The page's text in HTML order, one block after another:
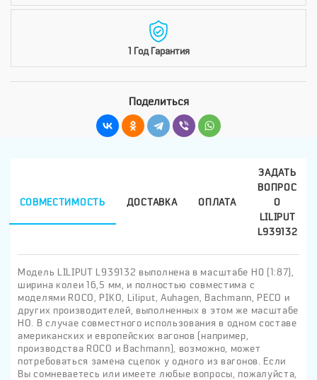
1 Год Гарантия
Поделиться
СОВМЕСТИМОСТЬ ДОСТАВКА ОПЛАТА
ЗАДАТЬ
ВОПРОС
О
LILIPUT
L939132
Модель LILIPUT L939132 выполнена в масштабе H0 (1:87),
ширина колеи 16,5 мм, и полностью совместима с
моделями ROCO, PIKO, Liliput, Auhagen, Bachmann, PECO и
других производителей, выполненных в этом же масштабе
HO. В случае совместного использования в одном составе
американских и европейских вагонов (например,
производства ROCO и Bachmann), возможно, может
потребоваться замена сцепок у одного из вагонов. Если
Вы сомневаетесь или имеете любые вопросы, пожалуйста,